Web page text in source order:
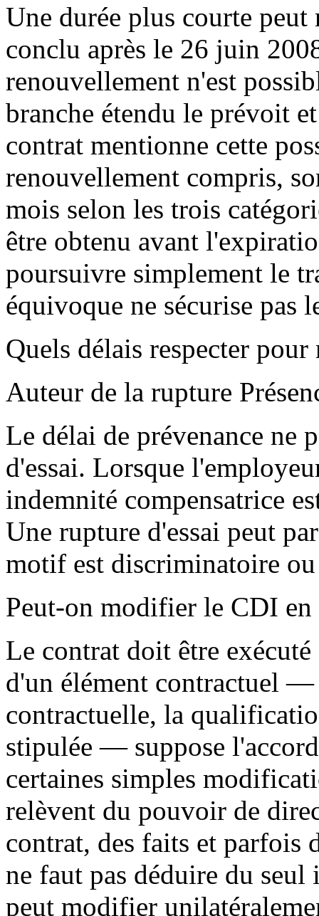
Une durée plus courte
conclu après le 26 juin
renouvellement n'est
branche étendu le prévoit
contrat mentionne cette
renouvellement compris,
mois selon les trois
être obtenu avant
poursuivre simplement le
équivoque ne sécurise pas
Quels délais respecter pour
Auteur de la rupture
Le délai de prévenance ne
d'essai. Lorsque
indemnité compensatrice
Une rupture d'essai peut
motif est discriminatoire
Peut-on modifier le CDI en
Le contrat doit être
d'un élément contractuel
contractuelle, la
stipulée — suppose
certaines simples
relèvent du pouvoir de
contrat, des faits et
ne faut pas déduire du
peut modifier